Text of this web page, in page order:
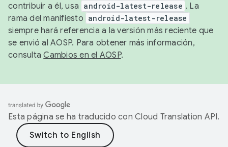
contribuir a él, usa android-latest-release . La
rama del manifiesto android-latest-release
siempre hará referencia a la versión más reciente que
se envió al AOSP. Para obtener más información,
consultaCambios en el AOSP.
Esta página se ha traducido con Cloud Translation API.